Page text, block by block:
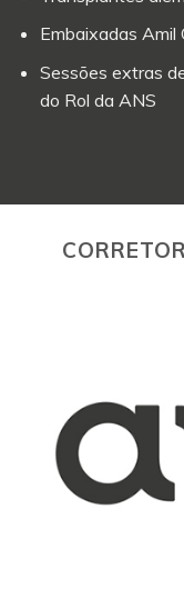
Embaixadas Amil
Sessões extras
do Rol da ANS